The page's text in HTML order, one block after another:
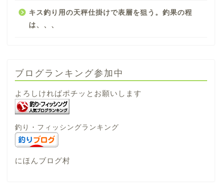
キス釣り用の天秤仕掛けで表層を狙う。釣果の程
は、、、
ブログランキング参加中
よろしければポチッとお願いします
釣り・フィッシングランキング
にほんブログ村